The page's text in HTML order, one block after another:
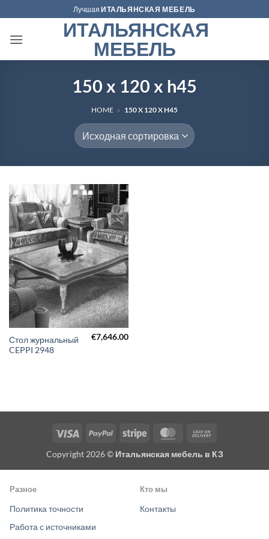
to
content
ЛучшаяИТАЛЬЯНСКАЯ МЕБЕЛЬ
ИТАЛЬЯНСКАЯ
МЕБЕЛЬ
150 x 120 x h45
HOME » 150 X 120 X H45
Стол журнальный
CEPPI 2948
€7,646.00
Visa PayPal Stripe MasterCard
Delivery
Copyright 2026 © Итальянская мебель в КЗ
Разное
Политика точности
Работа с источниками
Кто мы
Контакты